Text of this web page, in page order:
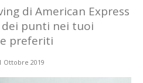
di American Express
punti nei tuoi
preferiti
Ottobre 2019